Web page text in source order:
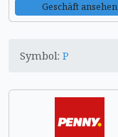
Geschäft ansehen
Symbol: P